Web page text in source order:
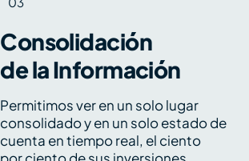
Consolidación
de la Información
Permitimos ver en un solo lugar
consolidado y en un solo estado de
cuenta en tiempo real, el ciento